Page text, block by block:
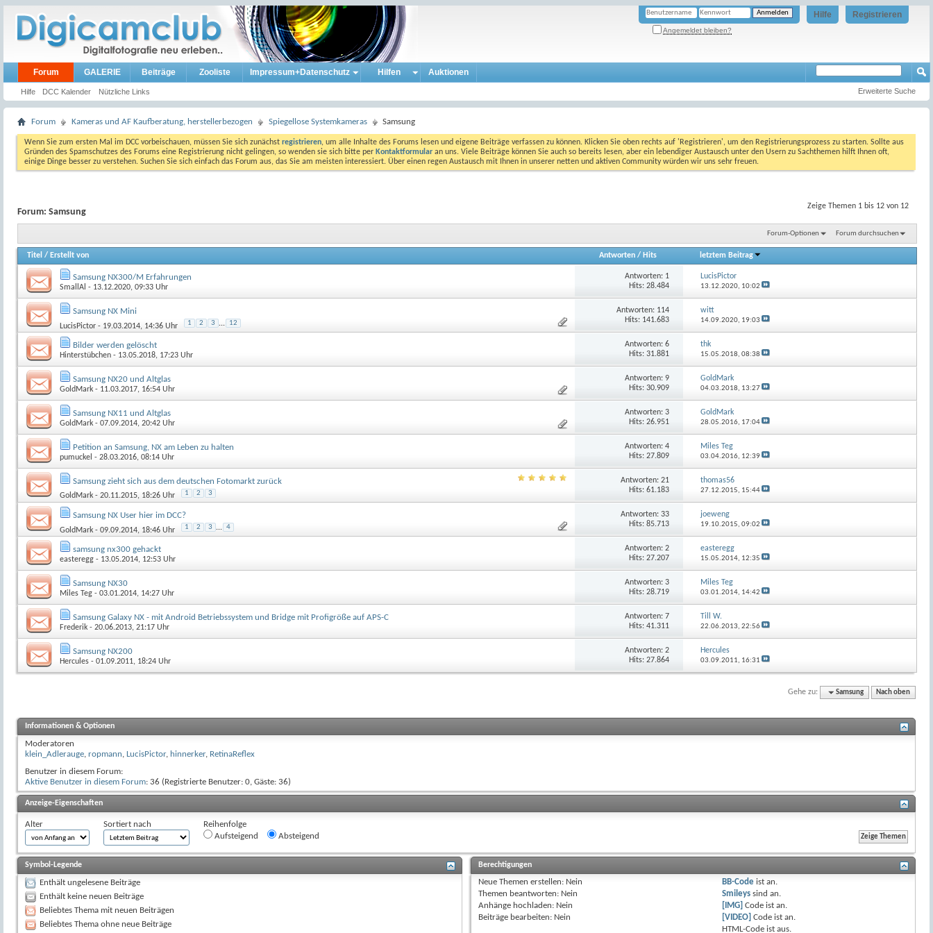
Registrieren
Hilfe
Angemeldet bleiben?
Forum
Hilfe DCC Kalender Nützliche Links
GALERIE Beiträge Zooliste Impressum+Datenschutz Hilfen Auktionen
Erweiterte Suche
Forum Kameras und AF Kaufberatung, herstellerbezogen Spiegellose Systemkameras Samsung
Wenn Sie zum ersten Mal im DCC vorbeischauen, müssen Sie sich zunächst registrieren, um alle Inhalte des Forums lesen und eigene Beiträge verfassen zu können. Klicken Sie oben rechts auf 'Registrieren', um den Registrierungsprozess zu starten. Sollte aus
Gründen des Spamschutzes des Forums eine Registrierung nicht gelingen, so wenden sie sich bitte per Kontaktformular an uns. Viele Beiträge können Sie auch so bereits lesen, aber ein lebendiger Austausch unter den Usern zu Sachthemen hilft Ihnen oft,
einige Dinge besser zu verstehen. Suchen Sie sich einfach das Forum aus, das Sie am meisten interessiert. Über einen regen Austausch mit Ihnen in unserer netten und aktiven Community würden wir uns sehr freuen.
Zeige Themen 1 bis 12 von 12
Forum: Samsung
Forum-Optionen Forum durchsuchen
Titel / Erstellt von Antworten / Hits letztem Beitrag
Samsung NX300/M Erfahrungen
SmallAl - 13.12.2020, 09:33 Uhr
Antworten: 1
Hits: 28.484
LucisPictor
13.12.2020, 10:02
Samsung NX Mini
LucisPictor - 19.03.2014, 14:36 Uhr 1 2 3 ... 12
Antworten: 114
Hits: 141.683
witt
14.09.2020, 19:03
Bilder werden gelöscht
Hinterstübchen - 13.05.2018, 17:23 Uhr
Antworten: 6
Hits: 31.881
thk
15.05.2018,08:38
Samsung NX20 und Altglas
GoldMark - 11.03.2017, 16:54 Uhr
Antworten: 9
Hits: 30.909
GoldMark
04.03.2018, 13:27
Samsung NX11 und Altglas
GoldMark - 07.09.2014, 20:42 Uhr
Antworten: 3
Hits: 26.951
GoldMark
28.05.2016, 17:04
Petition an Samsung, NX am Leben zu halten
pumuckel - 28.03.2016, 08:14 Uhr
Antworten: 4
Hits: 27.809
Miles Teg
03.04.2016, 12:39
Samsung zieht sich aus dem deutschen Fotomarkt zurück
GoldMark - 20.11.2015, 18:26 Uhr 1 2 3
Antworten: 21
Hits: 61.183
thomas56
27.12.2015, 15:44
Samsung NX User hier im DCC?
GoldMark - 09.09.2014, 18:46 Uhr 1 2 3 ... 4
Antworten: 33
Hits: 85.713
joeweng
19.10.2015,09:02
samsung nx300 gehackt
easteregg - 13.05.2014, 12:53 Uhr
Antworten: 2
Hits: 27.207
easteregg
15.05.2014, 12:35
Samsung NX30
Miles Teg - 03.01.2014, 14:27 Uhr
Antworten: 3
Hits: 28.719
Miles Teg
03.01.2014, 14:42
Samsung Galaxy NX - mit Android Betriebssystem und Bridge mit Profigröße auf APS-C
Frederik - 20.06.2013, 21:17 Uhr
Antworten: 7
Hits: 41.311
Till W.
22.06.2013,22:56
Samsung NX200
Hercules - 01.09.2011, 18:24 Uhr
Antworten: 2
Hits: 27.864
Hercules
03.09.2011, 16:31
Gehe zu: Samsung Nach oben
Informationen & Optionen
Moderatoren
klein_Adlerauge, ropmann, LucisPictor, hinnerker, RetinaReflex
Benutzer in diesem Forum:
Aktive Benutzer in diesem Forum: 36 (Registrierte Benutzer: 0, Gäste: 36)
Anzeige-Eigenschaften
Alter Sortiert nach
Reihenfolge
Aufsteigend
Absteigend
Symbol-Legende
Enthält ungelesene Beiträge
Enthält keine neuen Beiträge
Beliebtes Thema mit neuen Beiträgen
Beliebtes Thema ohne neue Beiträge
Berechtigungen
Neue Themen erstellen: Nein
Themen beantworten: Nein
Anhänge hochladen: Nein
Beiträge bearbeiten: Nein
BB-Codeist an.
Smileyssind an.
[IMG] Code ist an.
[VIDEO] Code ist an.
HTML-Code ist aus.